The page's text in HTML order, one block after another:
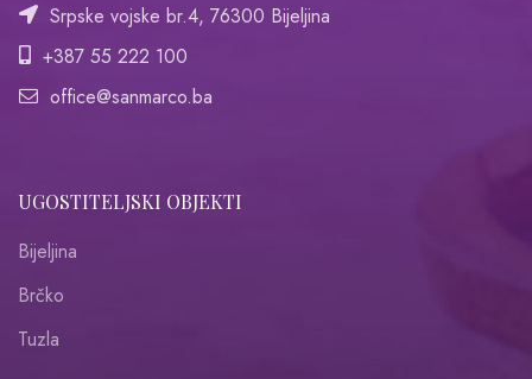
Srpske vojske br.4, 76300 Bijeljina
+387 55 222 100
office@sanmarco.ba
UGOSTITELJSKI OBJEKTI
Bijeljina
Brčko
Tuzla